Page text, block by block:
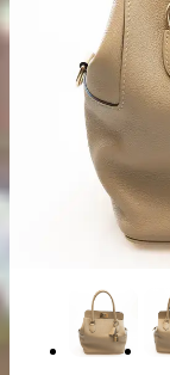
出張買
お申込み
LINE